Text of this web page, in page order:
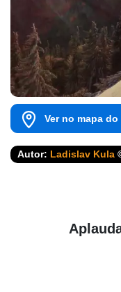
Ver no mapa
Autor: Ladislav Kula